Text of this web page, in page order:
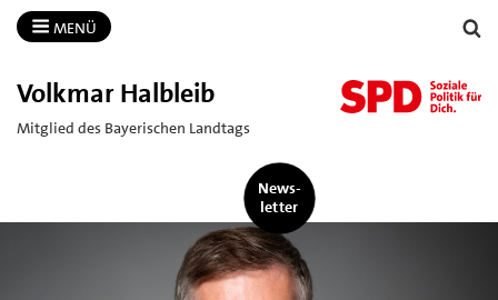
MENÜ
Volkmar Halbleib
Mitglied des Bayerischen Landtags
News-
letter